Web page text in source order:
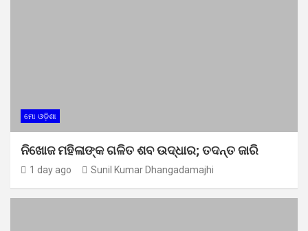
ମୋ ଓଡ଼ିଶା
ନିଖୋଜ ମହିଳାଙ୍କ ଗଳିତ ଶବ ଉଦ୍ଧାର; ତଦନ୍ତ ଜାରି
1 day ago Sunil Kumar Dhangadamajhi